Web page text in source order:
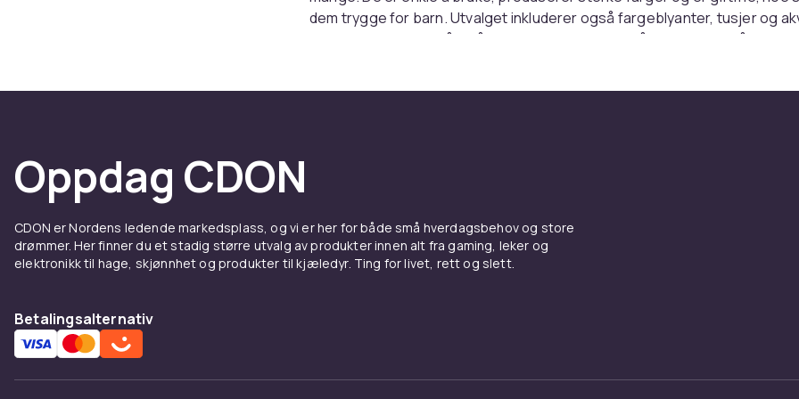
dem trygge for barn. Utvalget inkluderer også fargeblyanter, tusjer og
som gir enda flere måter å uttrykke seg kreativt på. Enten det er å fylle ut
kreativ lek. Fra glitter og klistremerker til spesialmaling og nye teknikker,
Crayola det morsomt å eksperimentere og oppdage nye måter å være
barn med ekstra lettfattelige fargestifter og vaskbare maling, slik at selv
Oppdag CDON
CDON er Nordens ledende markedsplass, og vi er her for både små hverdagsbehov og store
drømmer. Her finner du et stadig større utvalg av produkter innen alt fra gaming, leker og
elektronikk til hage, skjønnhet og produkter til kjæledyr. Ting for livet, rett og slett.
Betalingsalternativ